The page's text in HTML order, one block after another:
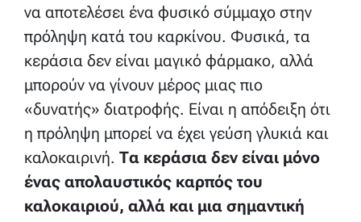
να αποτελέσει ένα φυσικό σύμμαχο στην
πρόληψη κατά του καρκίνου. Φυσικά, τα
κεράσια δεν είναι μαγικό φάρμακο, αλλά
μπορούν να γίνουν μέρος μιας πιο
«δυνατής» διατροφής. Είναι η απόδειξη ότι
η πρόληψη μπορεί να έχει γεύση γλυκιά και
καλοκαιρινή. Τα κεράσια δεν είναι μόνο
ένας απολαυστικός καρπός του
καλοκαιριού, αλλά και μια σημαντική